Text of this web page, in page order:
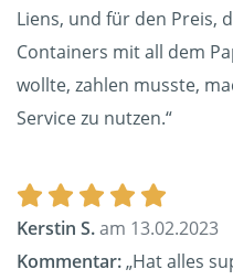
Liens, und für den Preis,
Containers mit all dem
wollte, zahlen musste,
Service zu nutzen.“
Kerstin S.am 13.02.2023
Kommentar:„Hat alles